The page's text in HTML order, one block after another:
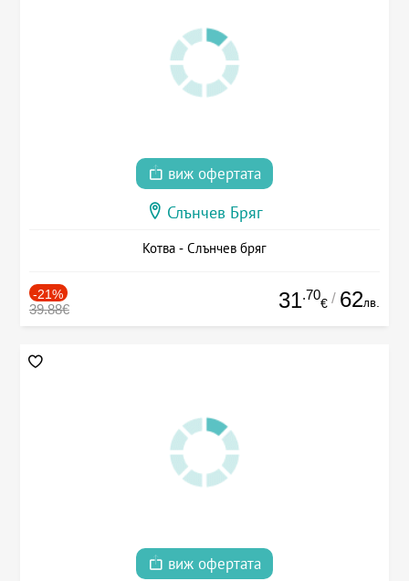
виж офертата
Слънчев Бряг
Котва - Слънчев бряг
-21%
39.88€ 31.70
€ / 62лв.
виж офертата